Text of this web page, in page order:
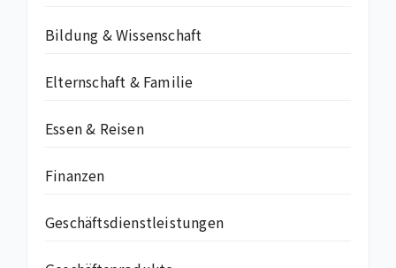
Bildung & Wissenschaft
Elternschaft & Familie
Essen & Reisen
Finanzen
Geschäftsdienstleistungen